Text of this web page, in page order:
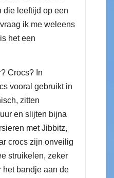
die leeftijd op een
ik me weleens
het een
Crocs? In
vooral gebruikt in
zitten
en slijten bijna
met Jibbitz,
crocs zijn onveilig
struikelen, zeker
het bandje aan de